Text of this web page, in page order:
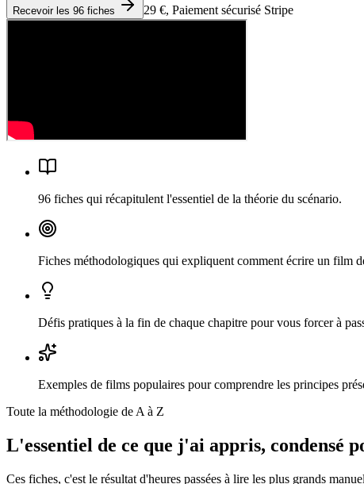
Recevoir les 96 fiches 29 €, Paiement sécurisé Stripe
96 fiches qui récapitulent l'essentiel de la théorie du scénario.
Fiches méthodologiques qui expliquent comment écrire un film
Défis pratiques à la fin de chaque chapitre pour vous forcer à
Exemples de films populaires pour comprendre les principes
Toute la méthodologie de A à Z
L'essentiel de ce que j'ai appris, condensé
Ces fiches, c'est le résultat d'heures passées à lire les plus grands